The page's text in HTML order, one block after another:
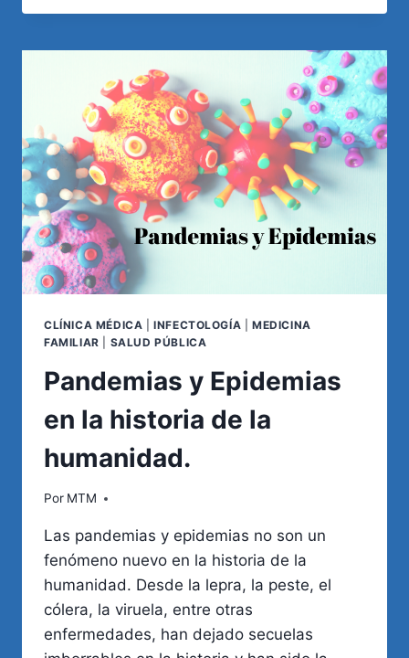
Y
EN
PRÁCTICA
MÉDICA
DEL
CIE-
10
CLÍNICA MÉDICA |INFECTOLOGÍA |MEDICINA
FAMILIAR
SALUD PÚBLICA
Pandemias y Epidemias
en la historia de la
humanidad.
Por MTM
Las pandemias y epidemias no son un
fenómeno nuevo en la historia de la
humanidad. Desde la lepra, la peste, el
cólera, la viruela, entre otras
enfermedades, han dejado secuelas